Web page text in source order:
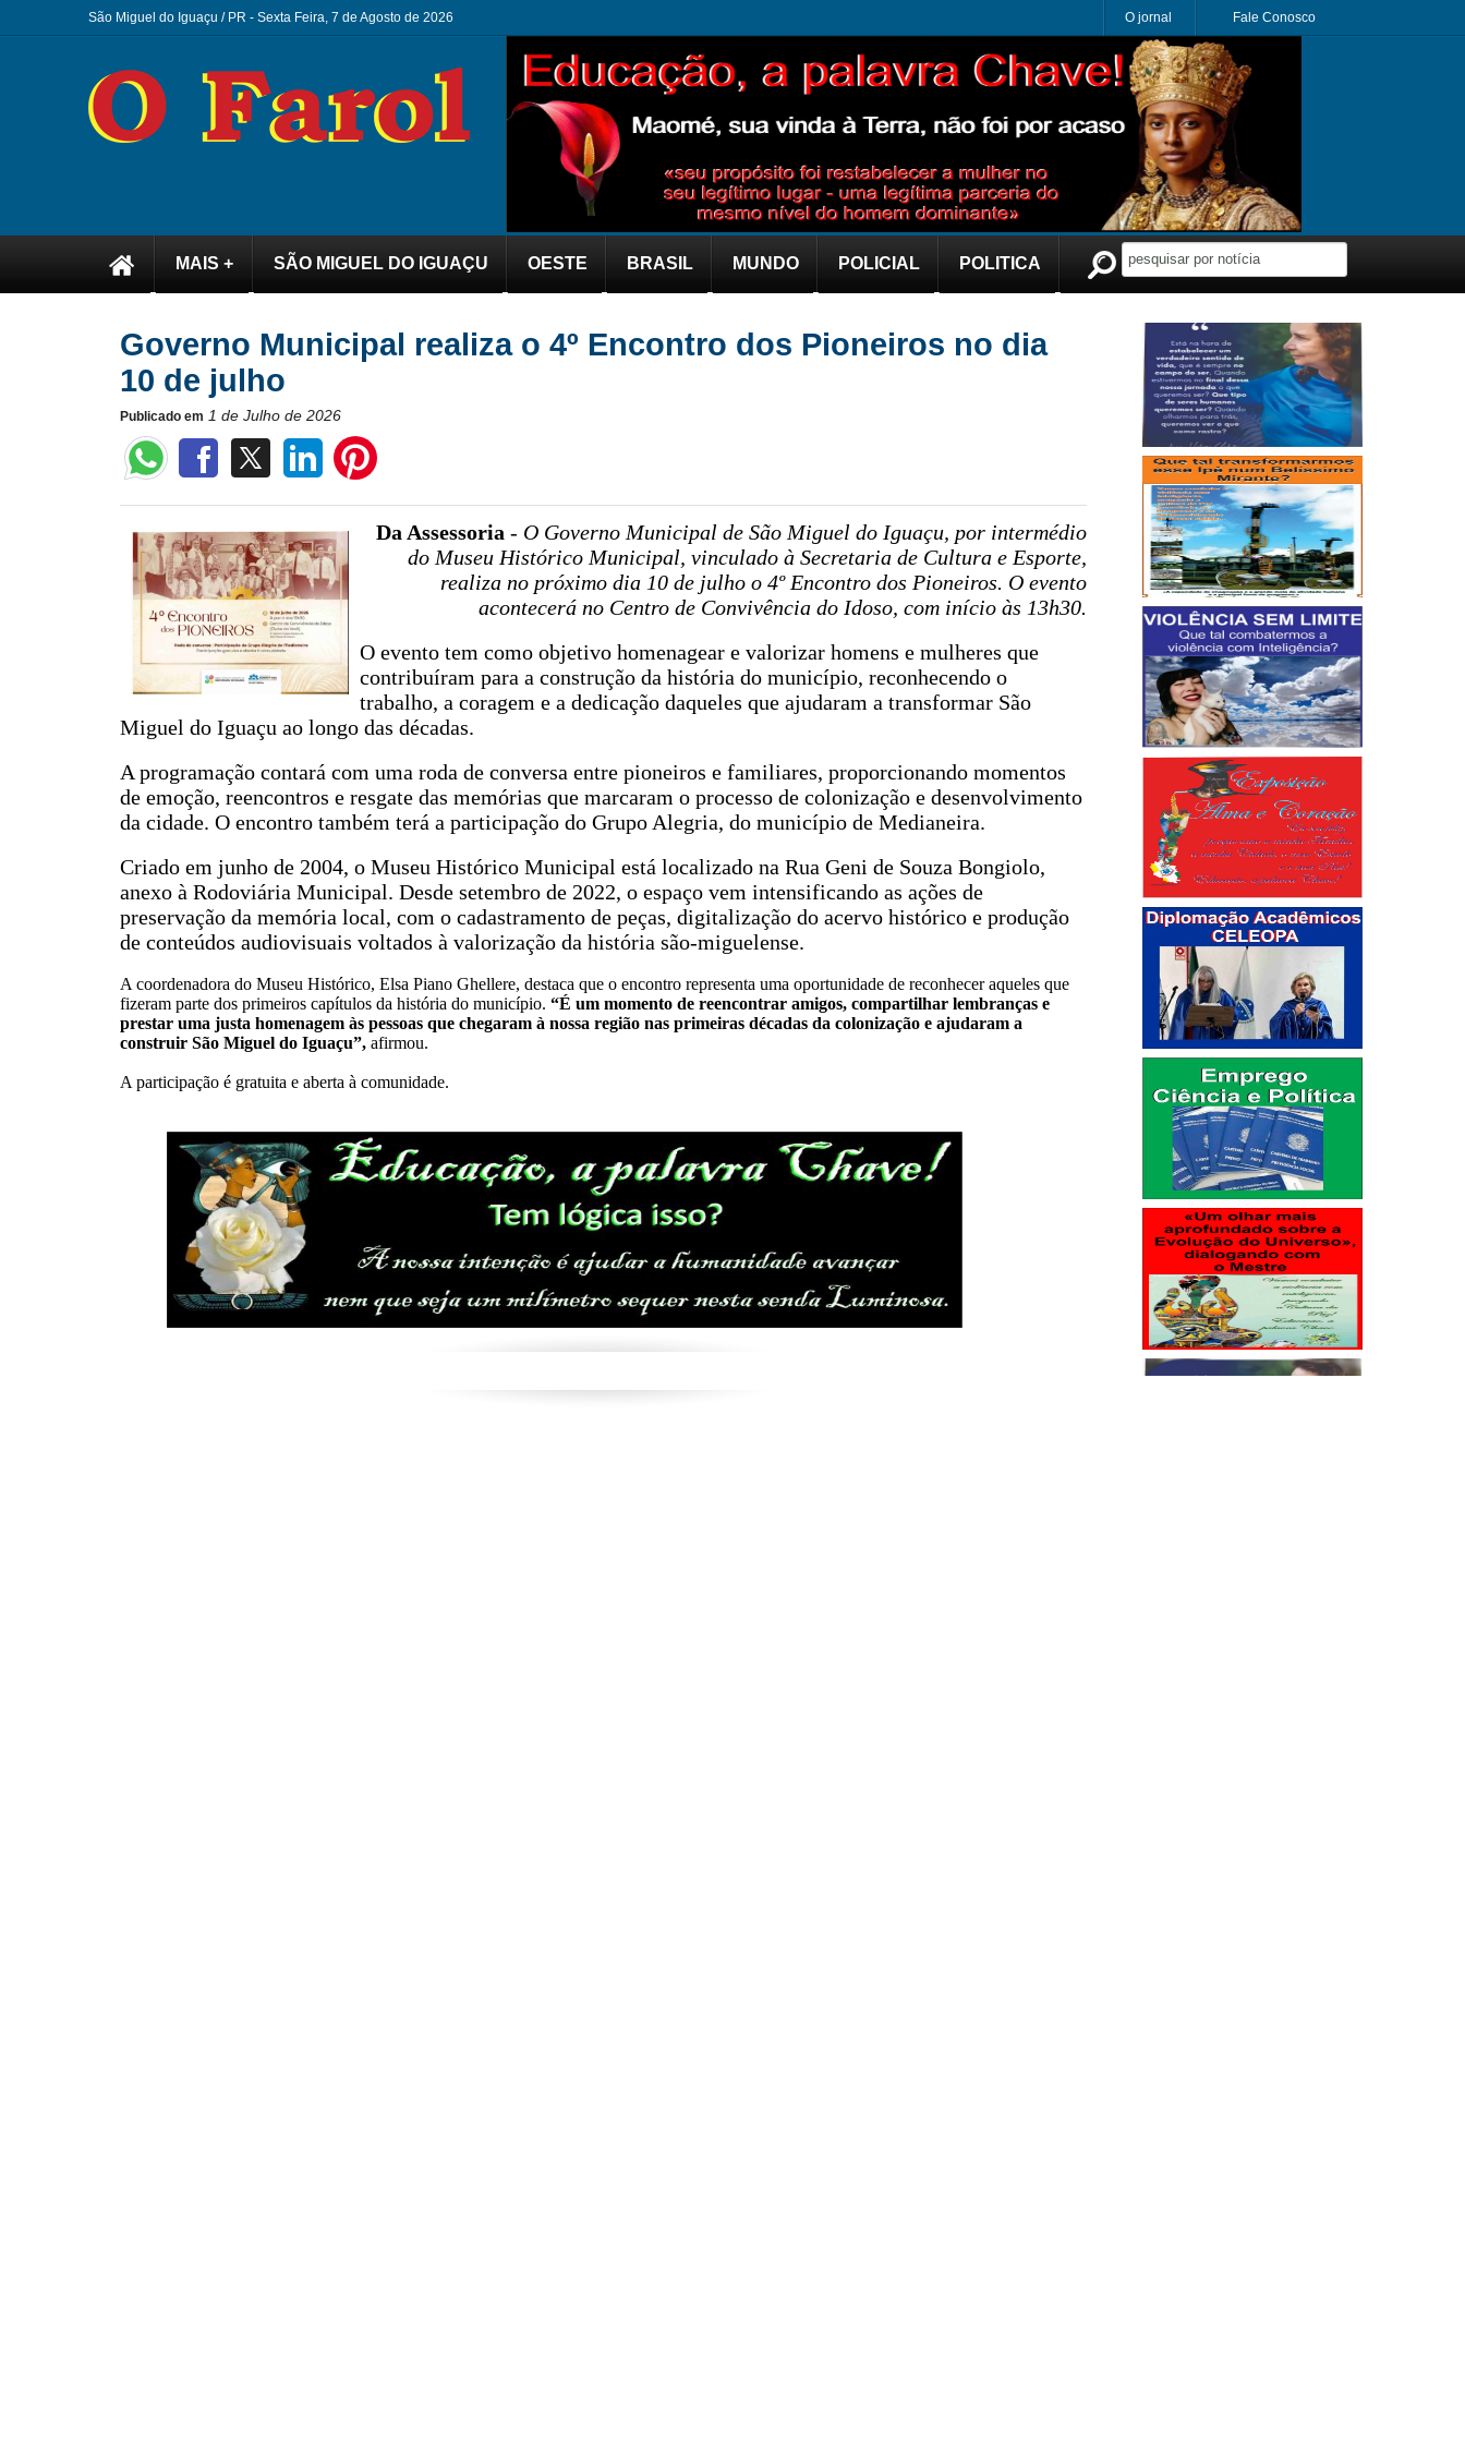
São Miguel do Iguaçu / PR - Sexta Feira, 7 de Agosto de 2026 O jornal Fale Conosco
MAIS + SÃO MIGUEL DO IGUAÇU OESTE BRASIL MUNDO POLICIAL POLITICA
Governo Municipal realiza o 4º Encontro dos Pioneiros no dia
10 de julho
Publicado em 1 de Julho de 2026
Da Assessoria - O Governo Municipal de São Miguel do Iguaçu, por intermédio
do Museu Histórico Municipal, vinculado à Secretaria de Cultura e Esporte,
realiza no próximo dia 10 de julho o 4º Encontro dos Pioneiros. O evento
acontecerá no Centro de Convivência do Idoso, com início às 13h30.
O evento tem como objetivo homenagear e valorizar homens e mulheres que
contribuíram para a construção da história do município, reconhecendo o
trabalho, a coragem e a dedicação daqueles que ajudaram a transformar São
Miguel do Iguaçu ao longo das décadas.
A programação contará com uma roda de conversa entre pioneiros e familiares, proporcionando momentos
de emoção, reencontros e resgate das memórias que marcaram o processo de colonização e desenvolvimento
da cidade. O encontro também terá a participação do Grupo Alegria, do município de Medianeira.
Criado em junho de 2004, o Museu Histórico Municipal está localizado na Rua Geni de Souza Bongiolo,
anexo à Rodoviária Municipal. Desde setembro de 2022, o espaço vem intensificando as ações de
preservação da memória local, com o cadastramento de peças, digitalização do acervo histórico e produção
de conteúdos audiovisuais voltados à valorização da história são-miguelense.
A coordenadora do Museu Histórico, Elsa Piano Ghellere, destaca que o encontro representa uma oportunidade de reconhecer aqueles que
fizeram parte dos primeiros capítulos da história do município. “É um momento de reencontrar amigos, compartilhar lembranças e
prestar uma justa homenagem às pessoas que chegaram à nossa região nas primeiras décadas da colonização e ajudaram a
construir São Miguel do Iguaçu”,afirmou.
A participação é gratuita e aberta à comunidade.